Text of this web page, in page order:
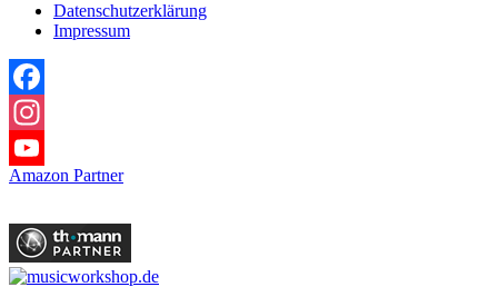
Datenschutzerklärung
Impressum
Facebook
Instagram
YouTube
Amazon Partner